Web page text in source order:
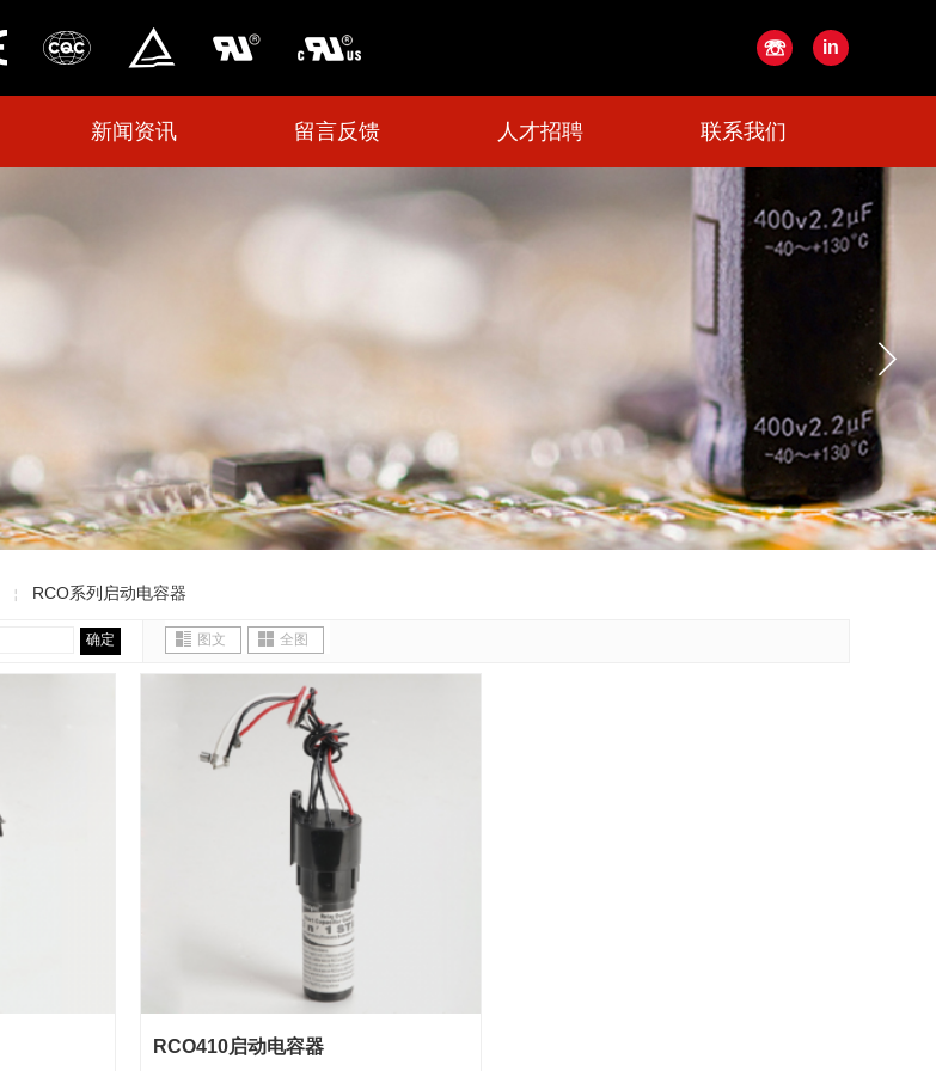
☏ in
新闻资讯 留言反馈 人才招聘 联系我们
￤ RCO系列启动电容器
确定 图文 全图
RCO410启动电容器